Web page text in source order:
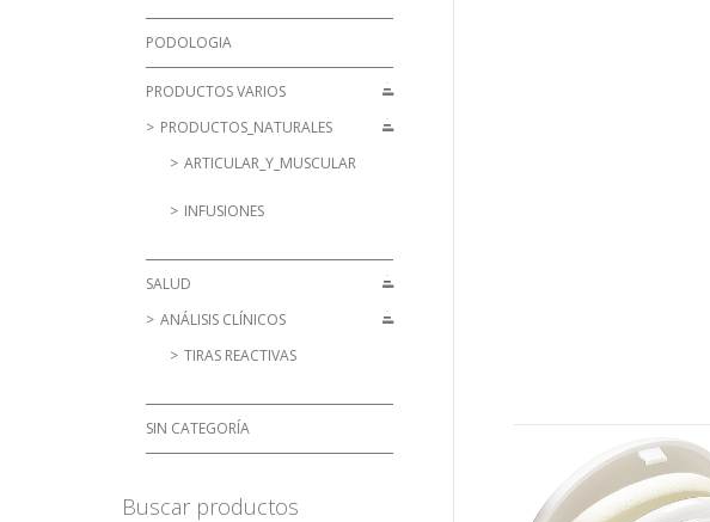
PODOLOGIA
PRODUCTOS VARIOS
PRODUCTOS_NATURALES
ARTICULAR_Y_MUSCULAR
INFUSIONES
SALUD
ANÁLISIS CLÍNICOS
TIRAS REACTIVAS
SIN CATEGORÍA
Buscar productos